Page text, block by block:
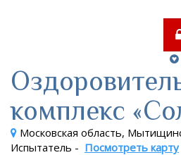
комплекс
Московская область,
Испытатель - Посмотреть карту